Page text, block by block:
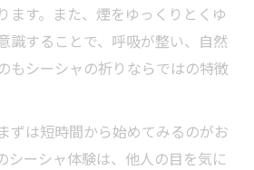
ます。また、煙をゆっくりとくゆ
識することで、呼吸が整い、自然
もシーシャの祈りならではの特徴
ずは短時間から始めてみるのがお
シーシャ体験は、他人の目を気に